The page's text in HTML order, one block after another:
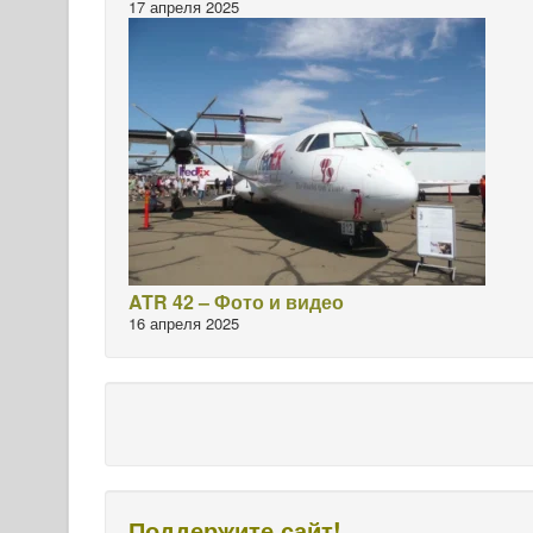
17 апреля 2025
ATR 42 – Фото и видео
16 апреля 2025